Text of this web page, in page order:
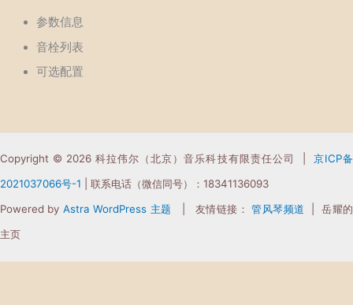
参数信息
音栓列表
可选配置
Copyright © 2026 科拉伟尔（北京）音乐科技有限责任公司 | 京ICP备
2021037066号-1 | 联系电话（微信同号）：18341136093
Powered by Astra WordPress 主题 | 友情链接：管风琴频道 | 岳耀的
主页